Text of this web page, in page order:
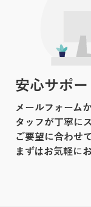
安心サポー
メールフォーム
タッフが丁寧に
ご要望に合わせ
まずはお気軽に